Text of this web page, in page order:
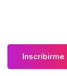
Inscribirme